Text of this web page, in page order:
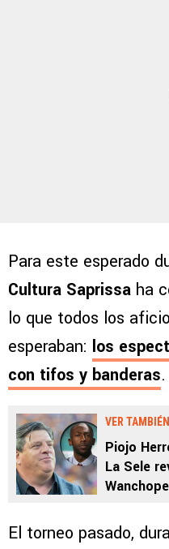
Para este esperado
Cultura Saprissa ha
lo que todos los
esperaban: los
con tifos y banderas.
VER TAMBIÉN
Piojo
La Sele
El torneo pasado,